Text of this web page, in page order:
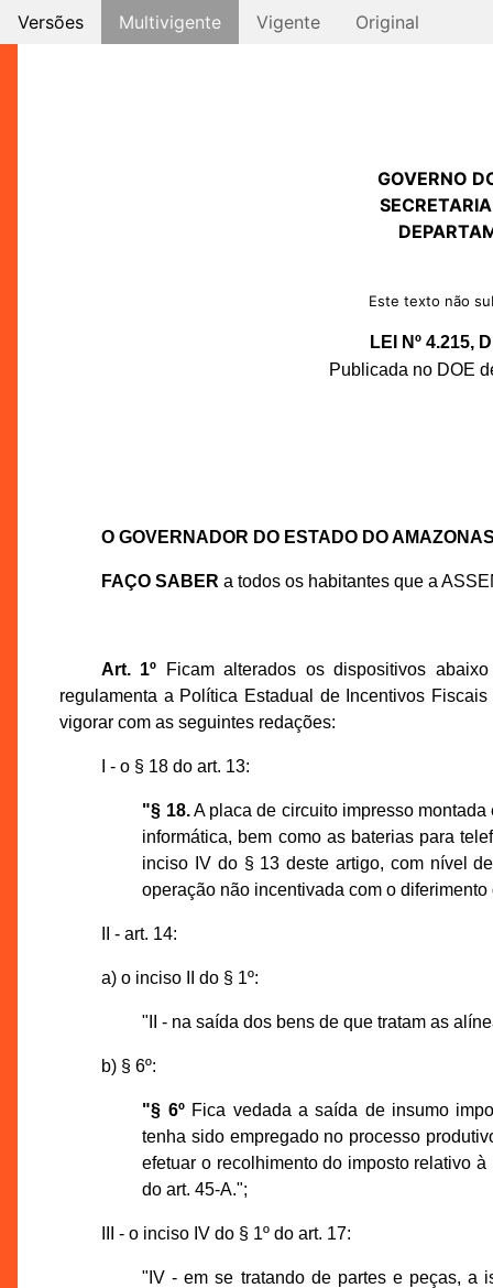
Versões Multivigente Vigente Original
GOVERNO
Este texto não
LEI Nº 4.215,
Publicada no DOE
O GOVERNADOR DO ESTADO DO
FAÇO SABER a todos os habitantes que a
Art. 1º Ficam alterados os dispositivos
regulamenta a Política Estadual de Incentivos
vigorar com as seguintes redações:
I - o § 18 do art. 13:
"§ 18.A placa de circuito impresso
informática, bem como as baterias para
inciso IV do § 13 deste artigo, com nível
operação não incentivada com o
II - art. 14:
a) o inciso II do § 1º:
"II - na saída dos bens de que tratam as
b) § 6º:
"§ 6ºFica vedada a saída de insumo
tenha sido empregado no processo
efetuar o recolhimento do imposto relativo
do art. 45-A.";
III - o inciso IV do § 1º do art. 17:
"IV - em se tratando de partes e peças, a